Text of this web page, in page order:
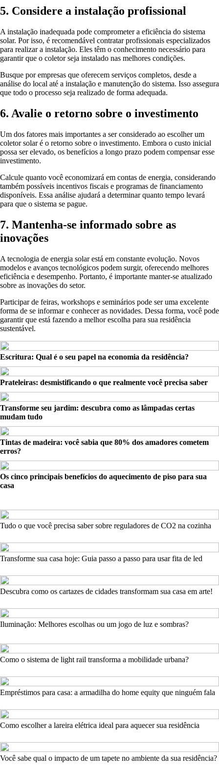
5. Considere a instalação profissional
A instalação inadequada pode comprometer a eficiência do sistema
solar. Por isso, é recomendável contratar profissionais especializados
para realizar a instalação. Eles têm o conhecimento necessário para
garantir que o coletor seja instalado nas melhores condições.
Busque por empresas que oferecem serviços completos, desde a
análise do local até a instalação e manutenção do sistema. Isso assegura
que todo o processo seja realizado de forma adequada.
6. Avalie o retorno sobre o investimento
Um dos fatores mais importantes a ser considerado ao escolher um
coletor solar é o retorno sobre o investimento. Embora o custo inicial
possa ser elevado, os benefícios a longo prazo podem compensar esse
investimento.
Calcule quanto você economizará em contas de energia, considerando
também possíveis incentivos fiscais e programas de financiamento
disponíveis. Essa análise ajudará a determinar quanto tempo levará
para que o sistema se pague.
7. Mantenha-se informado sobre as
inovações
A tecnologia de energia solar está em constante evolução. Novos
modelos e avanços tecnológicos podem surgir, oferecendo melhores
eficiência e desempenho. Portanto, é importante manter-se atualizado
sobre as inovações do setor.
Participar de feiras, workshops e seminários pode ser uma excelente
forma de se informar e conhecer as novidades. Dessa forma, você pode
garantir que está fazendo a melhor escolha para sua residência
sustentável.
Escritura: Qual é o seu papel na economia da residência?
Prateleiras: desmistificando o que realmente você precisa saber
Transforme seu jardim: descubra como as lâmpadas certas
mudam tudo
Tintas de madeira: você sabia que 80% dos amadores cometem
erros?
Os cinco principais benefícios do aquecimento de piso para sua
casa
Tudo o que você precisa saber sobre reguladores de CO2 na cozinha
Transforme sua casa hoje: Guia passo a passo para usar fita de led
Descubra como os cartazes de cidades transformam sua casa em arte!
Iluminação: Melhores escolhas ou um jogo de luz e sombras?
Como o sistema de light rail transforma a mobilidade urbana?
Empréstimos para casa: a armadilha do home equity que ninguém fala
Como escolher a lareira elétrica ideal para aquecer sua residência
Você sabe qual o impacto de um tapete no ambiente da sua residência?